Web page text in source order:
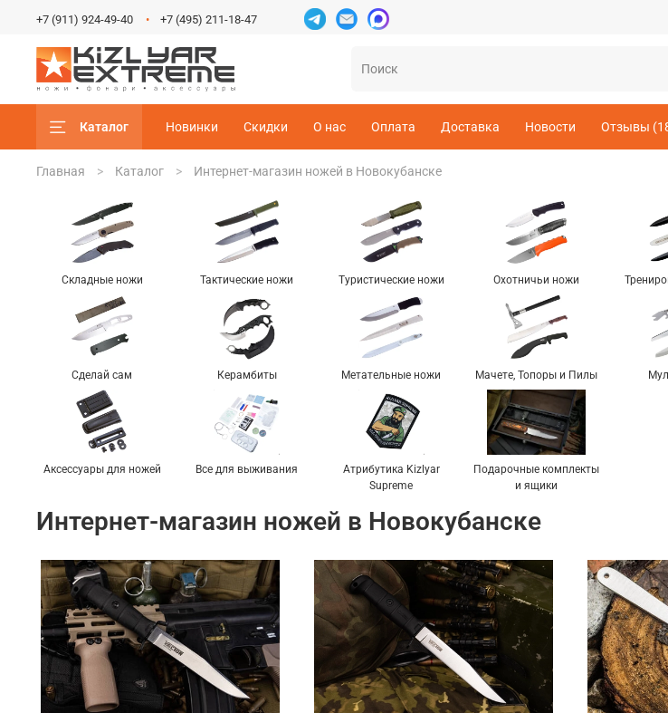
+7 (911) 924-49-40 +7 (495) 211-18-47
Каталог Новинки Скидки О нас Оплата Доставка Новости Отзывы
Главная Каталог Интернет-магазин ножей в Новокубанске
Складные ножи Тактические ножи Туристические ножи Охотничьи ножи
Сделай сам Керамбиты Метательные ножи Мачете, Топоры и Пилы
Аксессуары для ножей Все для выживания
Атрибутика Kizlyar
Supreme
Подарочные комплекты
и ящики
Интернет-магазин ножей в Новокубанске